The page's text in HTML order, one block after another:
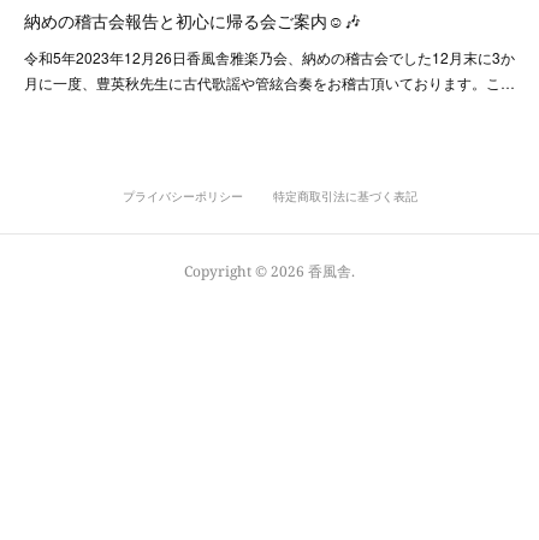
納めの稽古会報告と初心に帰る会ご案内☺️🎶
令和5年2023年12月26日香風舎雅楽乃会、納めの稽古会でした12月末に3か
月に一度、豊英秋先生に古代歌謡や管絃合奏をお稽古頂いております。こ…
プライバシーポリシー 特定商取引法に基づく表記
Copyright ©2026 香風舎.